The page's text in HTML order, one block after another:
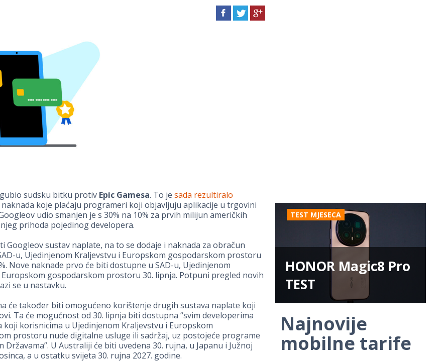
sudsku bitku protiv Epic Gamesa. To je sada rezultiralo
koje plaćaju programeri koji objavljuju aplikacije u trgovini
udio smanjen je s 30% na 10% za prvih milijun američkih
prihoda pojedinog developera.
Googleov sustav naplate, na to se dodaje i naknada za obračun
u, Ujedinjenom Kraljevstvu i Europskom gospodarskom prostoru
Nove naknade prvo će biti dostupne u SAD-u, Ujedinjenom
gospodarskom prostoru 30. lipnja. Potpuni pregled novih
se u nastavku.
će također biti omogućeno korištenje drugih sustava naplate koji
Ta će mogućnost od 30. lipnja biti dostupna “svim developerima
koji korisnicima u Ujedinjenom Kraljevstvu i Europskom
prostoru nude digitalne usluge ili sadržaj, uz postojeće programe
Državama”. U Australiji će biti uvedena 30. rujna, u Japanu i Južnoj
a u ostatku svijeta 30. rujna 2027. godine.
TEST MJESECA
HONOR Magic8 Pro
TEST
Najnovije
mobilne tarife